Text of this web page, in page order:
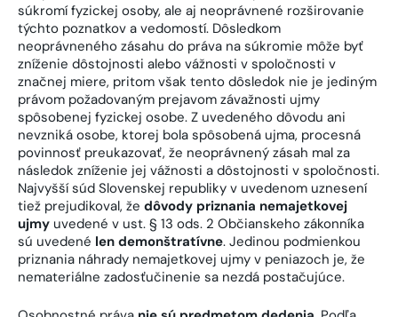
súkromí fyzickej osoby, ale aj neoprávnené rozširovanie
týchto poznatkov a vedomostí. Dôsledkom
neoprávneného zásahu do práva na súkromie môže byť
zníženie dôstojnosti alebo vážnosti v spoločnosti v
značnej miere, pritom však tento dôsledok nie je jediným
právom požadovaným prejavom závažnosti ujmy
spôsobenej fyzickej osobe. Z uvedeného dôvodu ani
nevzniká osobe, ktorej bola spôsobená ujma, procesná
povinnosť preukazovať, že neoprávnený zásah mal za
následok zníženie jej vážnosti a dôstojnosti v spoločnosti.
Najvyšší súd Slovenskej republiky v uvedenom uznesení
tiež prejudikoval, že dôvody priznania nemajetkovej
ujmy uvedené v ust. § 13 ods. 2 Občianskeho zákonníka
sú uvedené len demonštratívne. Jedinou podmienkou
priznania náhrady nemajetkovej ujmy v peniazoch je, že
nemateriálne zadosťučinenie sa nezdá postačujúce.